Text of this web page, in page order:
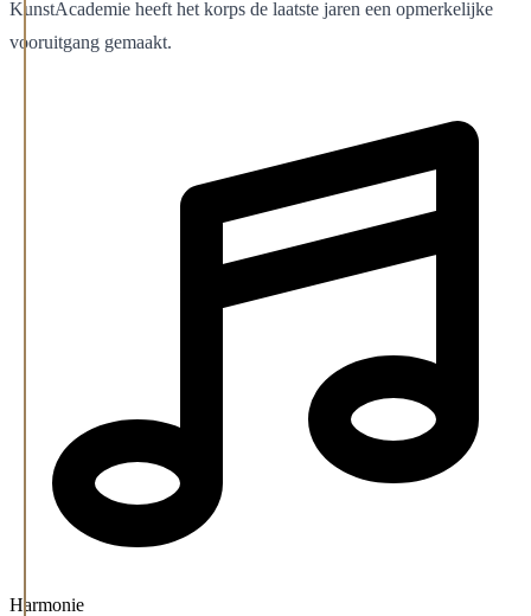
KunstAcademie heeft het korps de laatste jaren een opmerkelijke
vooruitgang gemaakt.
Harmonie